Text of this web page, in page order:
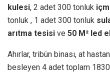
kulesi, 2 adet 300 tonluk
tonluk , 1 adet 300 tonluk
arıtma tesisi ve 50 M² led
Ahırlar, tribün binası, at
besleyen 4 adet toplam